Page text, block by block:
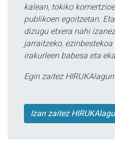
kalean, tokiko
publikoen egoitzetan.
dizugu etxera nahi
jarraitzeko,
irakurleen babesa eta
Egin zaitez
Izan zaitez